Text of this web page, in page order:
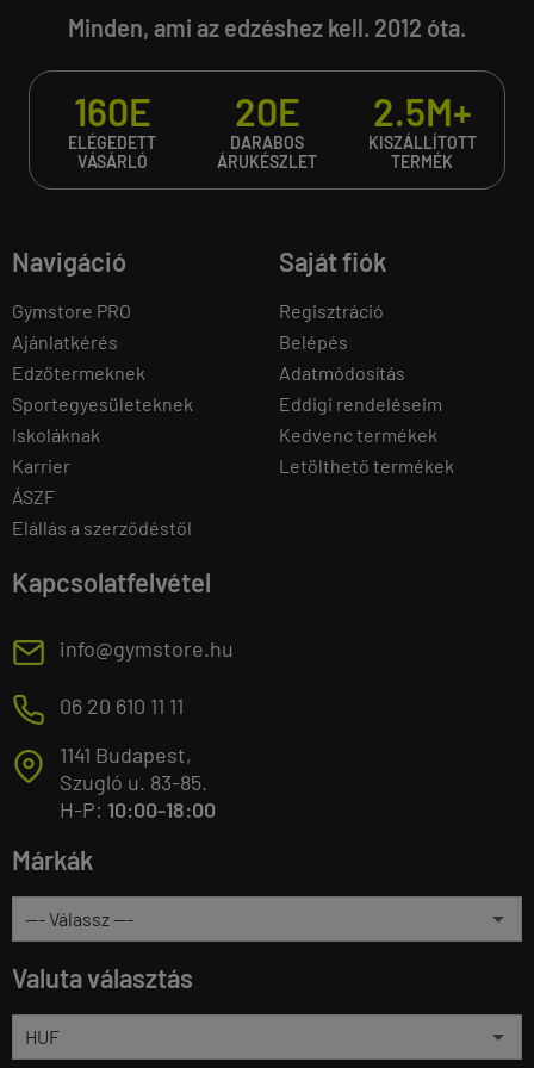
Minden, ami az edzéshez kell. 2012 óta.
160E
ELÉGEDETT
VÁSÁRLÓ
20E
DARABOS
ÁRUKÉSZLET
2.5M+
KISZÁLLÍTOTT
TERMÉK
Navigáció
Gymstore PRO
Ajánlatkérés
Edzőtermeknek
Sportegyesületeknek
Iskoláknak
Karrier
ÁSZF
Elállás a szerződéstől
Saját fiók
Regisztráció
Belépés
Adatmódosítás
Eddigi rendeléseim
Kedvenc termékek
Letölthető termékek
Kapcsolatfelvétel
E info@gymstore.hu
M 06 20 610 11 11
T
1141 Budapest,
Szugló u. 83-85.
H-P: 10:00-18:00
Márkák
Valuta választás